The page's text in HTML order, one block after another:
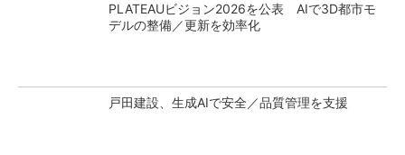
PLATEAUビジョン2026を公表 AIで3D都市モ
デルの整備／更新を効率化
戸田建設、生成AIで安全／品質管理を支援